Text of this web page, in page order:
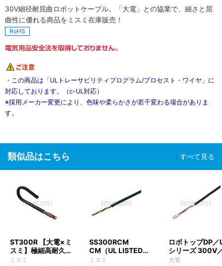
30V細径耐屈曲ロボットケーブル。「大電」との協業で、細さと屈
曲性に優れる商品をミスミ在庫販売！
RoHS
・この商品は「ULトレーサビリティプログラム/プロセスト・ワイヤ」に
対応しております。（c-UL対応）
※採用メーカー変更により、色味や柔らかさが若干変わる場合がありま
す。
類似品はこちら すべて見る
ST300R 【大電×ミ
スミ】極細高耐久ロ
ボットケーブル（シ
ミスミ
SS300RCM
CM（UL LISTED規
格・NEPA対応） 小
ミスミ
ロボトップDP／
シリーズ 300V
UL2517
大電